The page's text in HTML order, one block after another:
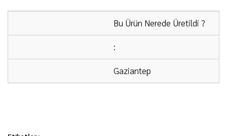
Bu Ürün Nerede Üretildi ?
:
Gaziantep